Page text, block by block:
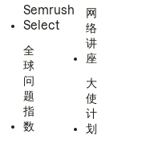
Semrush
Select
全
球
问
题
指
数
网
络
讲
座
大
使
计
划